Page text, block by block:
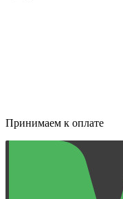
Принимаем к оплате